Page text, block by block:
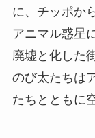
に、チッポか
アニマル惑星
廃墟と化した
のび太たちは
たちとともに